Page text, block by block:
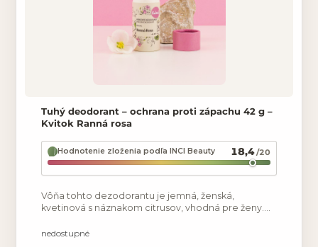
Tuhý deodorant – ochrana proti zápachu 42 g –
Kvitok Ranná rosa
Hodnotenie zloženia podľa INCI Beauty 18,4/20
Vôňa tohto dezodorantu je jemná, ženská,
kvetinová s náznakom citrusov, vhodná pre ženy.
dezodorantom úplne
nedostupné